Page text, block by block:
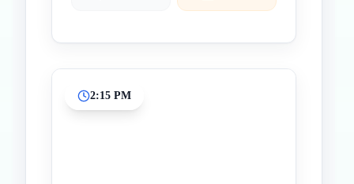
2:15 PM